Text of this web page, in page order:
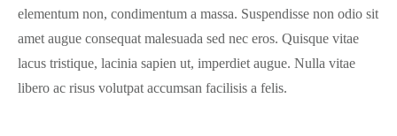
elementum non, condimentum a massa. Suspendisse non odio sit
amet augue consequat malesuada sed nec eros. Quisque vitae
lacus tristique, lacinia sapien ut, imperdiet augue. Nulla vitae
libero ac risus volutpat accumsan facilisis a felis.